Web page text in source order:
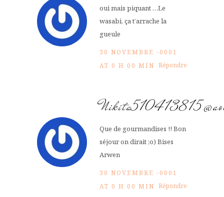
oui mais piquant …Le
wasabi, ça t’arrache la
gueule
30 NOVEMBRE -0001
AT 0 H 00 MIN Répondre
Que de gourmandises !! Bon
séjour on dirait ;o) Bises
Arwen
30 NOVEMBRE -0001
AT 0 H 00 MIN Répondre